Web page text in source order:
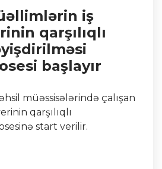
iş
qarşılıqlı
başlayır
müəssisələrində çalışan
qarşılıqlı
start verilir.